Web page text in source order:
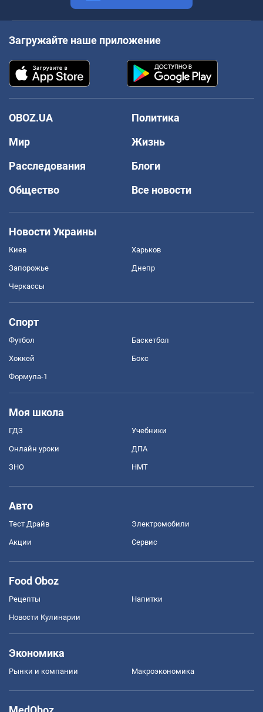
Загружайте наше приложение
OBOZ.UA
Политика
Мир
Жизнь
Расследования
Блоги
Общество
Все новости
Новости Украины
Киев Харьков
Запорожье Днепр
Черкассы
Спорт
Футбол Баскетбол
Хоккей Бокс
Формула-1
Моя школа
ГДЗ Учебники
Онлайн уроки ДПА
ЗНО НМТ
Авто
Тест Драйв Электромобили
Акции Сервис
Food Oboz
Рецепты Напитки
Новости Кулинарии
Экономика
Рынки и компании Mакроэкономика